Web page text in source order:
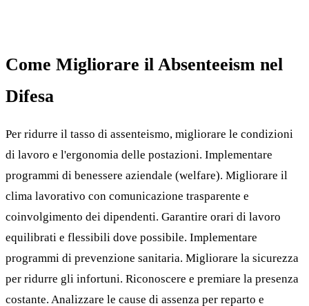
Come Migliorare il Absenteeism nel
Difesa
Per ridurre il tasso di assenteismo, migliorare le condizioni
di lavoro e l'ergonomia delle postazioni. Implementare
programmi di benessere aziendale (welfare). Migliorare il
clima lavorativo con comunicazione trasparente e
coinvolgimento dei dipendenti. Garantire orari di lavoro
equilibrati e flessibili dove possibile. Implementare
programmi di prevenzione sanitaria. Migliorare la sicurezza
per ridurre gli infortuni. Riconoscere e premiare la presenza
costante. Analizzare le cause di assenza per reparto e